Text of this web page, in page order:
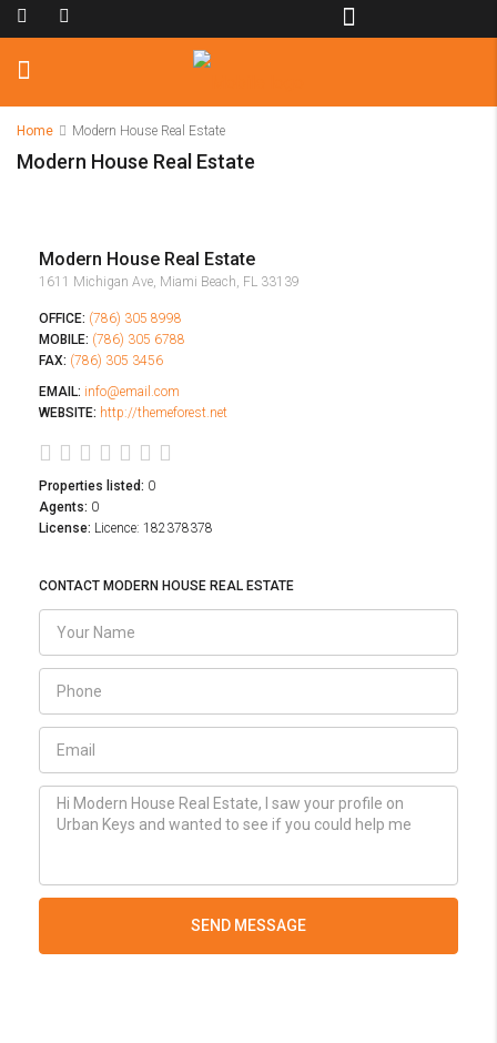
Home Modern House Real Estate
Modern House Real Estate
Modern House Real Estate
1611 Michigan Ave, Miami Beach, FL 33139
OFFICE: (786) 305 8998
MOBILE: (786) 305 6788
FAX: (786) 305 3456
EMAIL: info@email.com
WEBSITE: http://themeforest.net
Properties listed: 0
Agents: 0
License: Licence: 182378378
CONTACT MODERN HOUSE REAL ESTATE
SEND MESSAGE